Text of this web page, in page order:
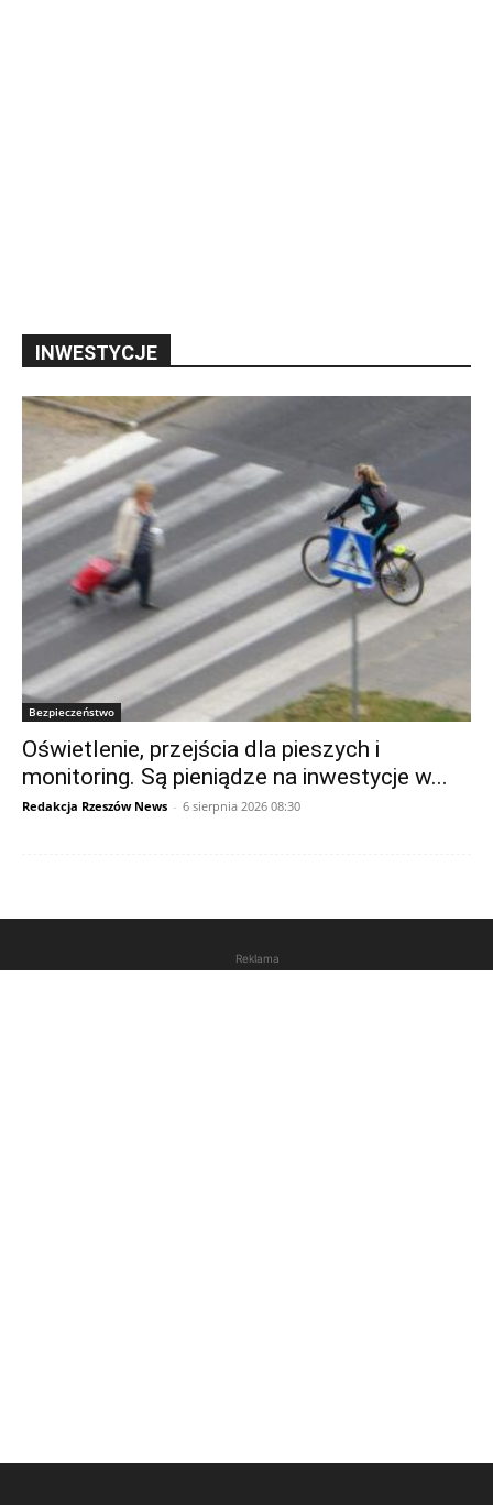
INWESTYCJE
Bezpieczeństwo
Oświetlenie, przejścia dla pieszych i
monitoring. Są pieniądze na inwestycje w...
Redakcja Rzeszów News - 6 sierpnia 2026 08:30
Reklama